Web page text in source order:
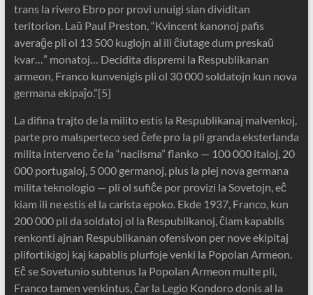
trans la rivero Ebro por provi unuigi sian dividitan
teritorion. Laŭ Paul Preston, “Kvincent kanonoj pafis
averaĝe pli ol 13 500 kuglojn al ili ĉiutage dum preskaŭ
kvar…” monatoj… Decidita dispremi la Respublikanan
armeon, Franco kunvenigis pli ol 30 000 soldatojn kun nova
germana ekipaĵo.”[5]
La difina trajto de la milito estis la Respublikanaj malvenkoj,
parte pro malsperteco sed ĉefe pro la pli granda eksterlanda
milita interveno ĉe la “naciisma” flanko — 100 000 italoj, 20
000 portugaloj, 5 000 germanoj, plus la plej nova germana
milita teknologio — pli ol sufiĉe por provizi la Sovetojn, eĉ
kiam ili ne estis el la carista epoko. Ekde 1937, Franco, kun
200 000 pli da soldatoj ol la Respublikanoj, ĉiam kapablis
renkonti ajnan Respublikanan ofensivon per nove ekipitaj
plifortikigoj kaj kapablis plurfoje venki la Popolan Armeon.
Eĉ se Sovetunio subtenus la Popolan Armeon multe pli,
Franco tamen venkintus, ĉar la Legio Kondoro donis al la